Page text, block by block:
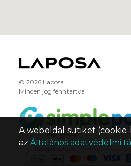
© 2026 Laposa
Minden jog fenntartva
A weboldal sütiket
az Általános adatvédelmi